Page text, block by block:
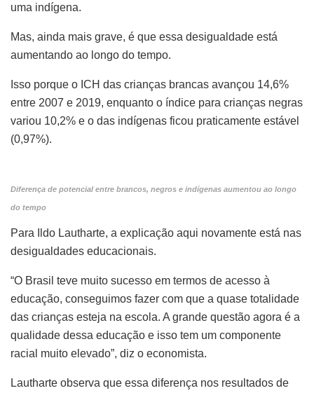
uma indígena.
Mas, ainda mais grave, é que essa desigualdade está
aumentando ao longo do tempo.
Isso porque o ICH das crianças brancas avançou 14,6%
entre 2007 e 2019, enquanto o índice para crianças negras
variou 10,2% e o das indígenas ficou praticamente estável
(0,97%).
Diferença de potencial entre brancos, negros e indígenas aumentou ao longo
do tempo
Para Ildo Lautharte, a explicação aqui novamente está nas
desigualdades educacionais.
“O Brasil teve muito sucesso em termos de acesso à
educação, conseguimos fazer com que a quase totalidade
das crianças esteja na escola. A grande questão agora é a
qualidade dessa educação e isso tem um componente
racial muito elevado”, diz o economista.
Lautharte observa que essa diferença nos resultados de